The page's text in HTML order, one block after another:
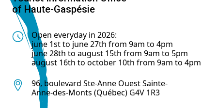
of Haute-Gaspésie
Open everyday in 2026:
june 1st to june 27th from 9am to 4pm
june 28th to august 15th from 9am to 5pm
august 16th to october 10th from 9am to 4pm
96, boulevard Ste-Anne Ouest Sainte-
Anne-des-Monts (Québec) G4V 1R3